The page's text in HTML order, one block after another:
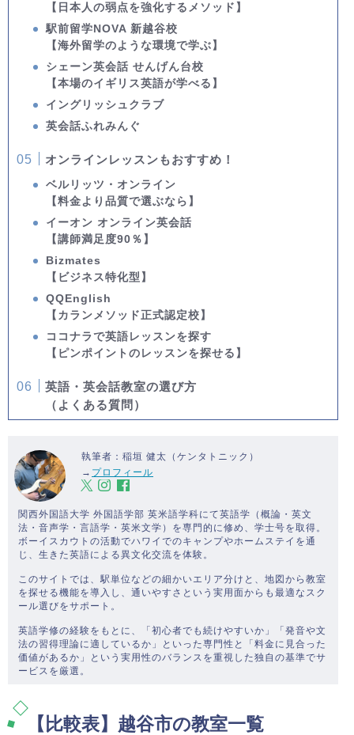
【日本人の弱点を強化するメソッド】
駅前留学NOVA 新越谷校
【海外留学のような環境で学ぶ】
シェーン英会話 せんげん台校
【本場のイギリス英語が学べる】
イングリッシュクラブ
英会話ふれみんぐ
オンラインレッスンもおすすめ！
ベルリッツ・オンライン
【料金より品質で選ぶなら】
イーオン オンライン英会話
【講師満足度90％】
Bizmates
【ビジネス特化型】
QQEnglish
【カランメソッド正式認定校】
ココナラで英語レッスンを探す
【ピンポイントのレッスンを探せる】
英語・英会話教室の選び方
（よくある質問）
執筆者：稲垣 健太（ケンタトニック）
→ プロフィール
関西外国語大学 外国語学部 英米語学科にて英語学（概論・英文
法・音声学・言語学・英米文学）を専門的に修め、学士号を取得。
ボーイスカウトの活動でハワイでのキャンプやホームステイを通
じ、生きた英語による異文化交流を体験。
このサイトでは、駅単位などの細かいエリア分けと、地図から教室
を探せる機能を導入し、通いやすさという実用面からも最適なスク
ール選びをサポート。
英語学修の経験をもとに、「初心者でも続けやすいか」「発音や文
法の習得理論に適しているか」といった専門性と「料金に見合った
価値があるか」という実用性のバランスを重視した独自の基準でサ
ービスを厳選。
【比較表】越谷市の教室一覧